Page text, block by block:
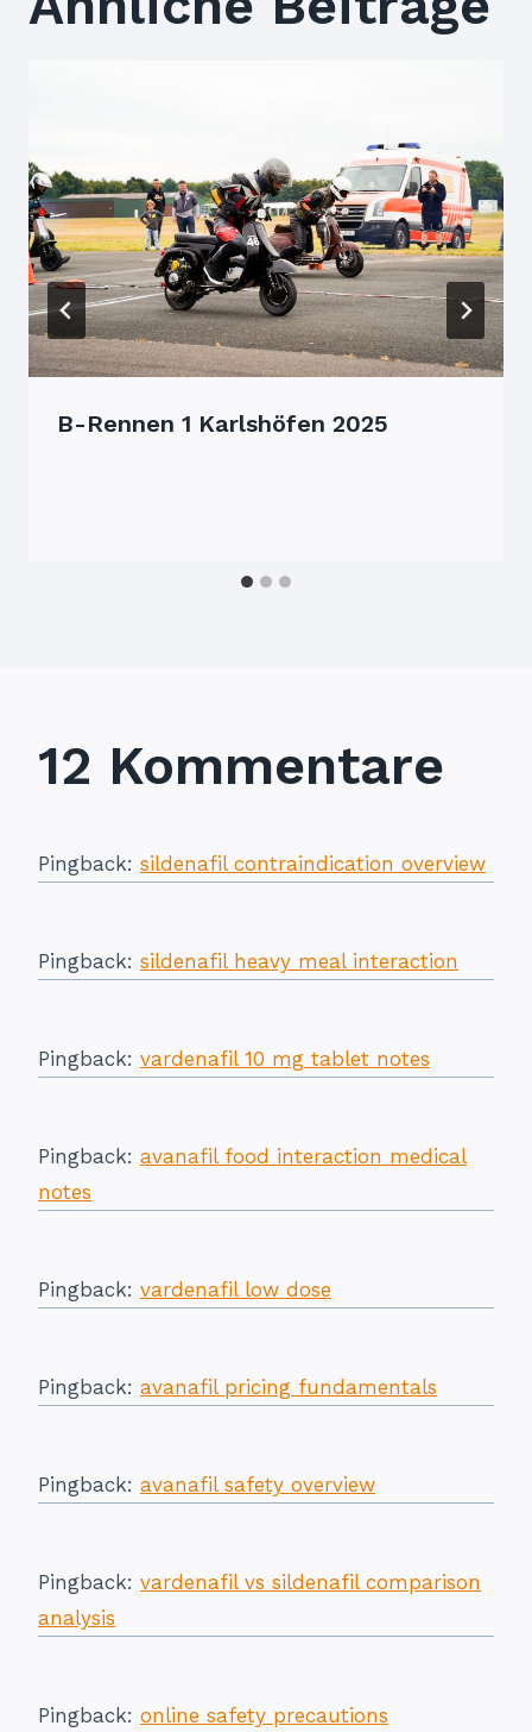
B-Rennen 1 Karlshöfen 2025
12 Kommentare
Pingback: sildenafil contraindication overview
Pingback: sildenafil heavy meal interaction
Pingback: vardenafil 10 mg tablet notes
Pingback: avanafil food interaction medical
notes
Pingback: vardenafil low dose
Pingback: avanafil pricing fundamentals
Pingback: avanafil safety overview
Pingback: vardenafil vs sildenafil comparison
analysis
Pingback: online safety precautions